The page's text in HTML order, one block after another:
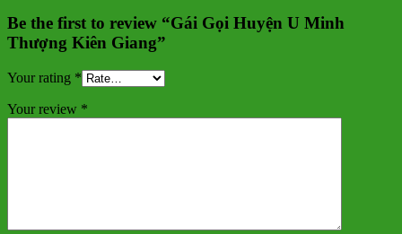
Be the first to review “Gái Gọi Huyện U Minh
Thượng Kiên Giang”
Your rating *
Your review *